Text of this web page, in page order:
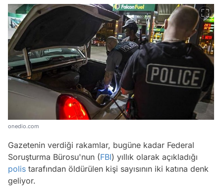
onedio.com
Gazetenin verdiği rakamlar, bugüne kadar Federal
Soruşturma Bürosu'nun (FBI) yıllık olarak açıkladığı
polis tarafından öldürülen kişi sayısının iki katına denk
geliyor.